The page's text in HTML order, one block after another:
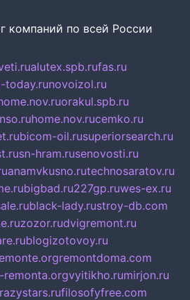
компаний по всей России
alutex.spb.rufas.ru
today.runovoizol.ru
orakul.spb.ru
home.nov.rucemko.ru
bicom-oil.rusuperiorsearch.ru
sn-hram.rusenovosti.ru
anamvkusno.rutechnosaratov.ru
bigbad.ru227gp.ruwes-ex.ru
black-lady.rustroy-db.com
zozor.rudvigremont.ru
blogizotovoy.ru
remontdoma.com
vyitikho.rumirjon.ru
filosofyfree.com